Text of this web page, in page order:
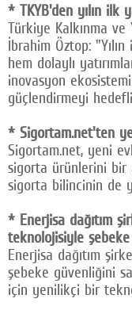
* TKYB'den yılın ilk
Türkiye Kalkınma ve
İbrahim Öztop:
hem dolaylı
inovasyon
güçlendirmeyi
* Sigortam.net'ten
Sigortam.net, yeni
sigorta ürünlerini
sigorta bilincinin de
* Enerjisa dağıtım
teknolojisiyle
Enerjisa dağıtım
şebeke güvenliğini
için yenilikçi bir